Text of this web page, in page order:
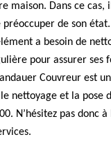
maison. Dans ce cas,
préoccuper de son
a besoin de
pour assurer ses
Couvreur est
nettoyage et la pose
N’hésitez pas donc